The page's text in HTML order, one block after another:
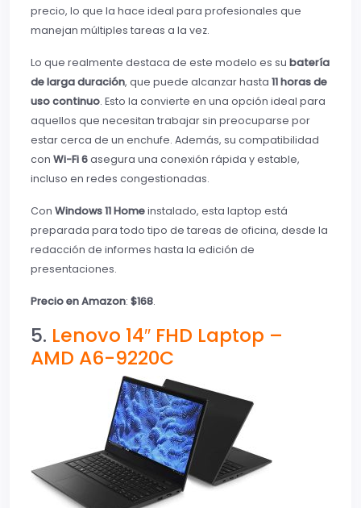
precio, lo que la hace ideal para profesionales que
manejan múltiples tareas a la vez.
Lo que realmente destaca de este modelo es su batería
de larga duración, que puede alcanzar hasta 11 horas de
uso continuo. Esto la convierte en una opción ideal para
aquellos que necesitan trabajar sin preocuparse por
estar cerca de un enchufe. Además, su compatibilidad
con Wi-Fi 6asegura una conexión rápida y estable,
incluso en redes congestionadas.
Con Windows 11 Homeinstalado, esta laptop está
preparada para todo tipo de tareas de oficina, desde la
redacción de informes hasta la edición de
presentaciones.
Precio en Amazon: $168.
5. Lenovo 14″ FHD Laptop –
AMD A6-9220C